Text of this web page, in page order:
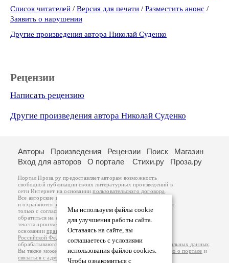
Список читателей / Версия для печати / Разместить анонс /
Заявить о нарушении
Другие произведения автора Николай Суденко
Рецензии
Написать рецензию
Другие произведения автора Николай Суденко
Мы используем файлы cookie
для улучшения работы сайта.
Оставаясь на сайте, вы
соглашаетесь с условиями
использования файлов cookies.
Чтобы ознакомиться с
Авторы Произведения Рецензии Поиск
Магазин
Вход для авторов
О портале Стихи.ру Проза.ру
Портал Проза.ру предоставляет авторам возможность
свободной публикации своих литературных произведений в
сети Интернет на основаниипользовательского договора
Все авторские права на произведения принадлежат авторам
и охраняются законом
. Перепечатка произведений возможна
только с согласия его автора, к которому вы можете
обратиться на его авторской странице. Ответственность за
тексты произведений авторы несут самостоятельно на
основанииправил публикацииизаконодательства
Российской Федерации
обрабатываются на основанииПолитики обработки персональных данных
Вы также можете посмотреть более подробнуюинформацию о портале и
связаться с администрацией